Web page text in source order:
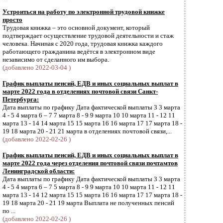
Устроиться на работу по электронной трудовой книжке
просто
Трудовая книжка – это основной документ, который
подтверждает осуществление трудовой деятельности и стаж
человека. Начиная с 2020 года, трудовая книжка каждого
работающего гражданина ведётся в электронном виде
независимо от сделанного им выбора.
(добавлено 2022-03-04 )
График выплаты пенсий, ЕДВ и иных социальных выплат в
марте 2022 года в отделениях почтовой связи Санкт-
Петербурга:
Дата выплаты по графику Дата фактической выплаты 3 3 марта
4 - 5 4 марта 6 – 7 7 марта 8 - 9 9 марта 10 10 марта 11 - 12 11
марта 13 - 14 14 марта 15 15 марта 16 16 марта 17 17 марта 18 -
19 18 марта 20 - 21 21 марта в отделениях почтовой связи,...
(добавлено 2022-02-26 )
График выплаты пенсий, ЕДВ и иных социальных выплат в
марте 2022 года через отделения почтовой связи почтамтов
Ленинградской области:
Дата выплаты по графику Дата фактической выплаты 3 3 марта
4 - 5 4 марта 6 – 7 5 марта 8 - 9 9 марта 10 10 марта 11 - 12 11
марта 13 - 14 12 марта 15 15 марта 16 16 марта 17 17 марта 18 -
19 18 марта 20 - 21 19 марта Выплата не полученных пенсий
по ...
(добавлено 2022-02-26 )